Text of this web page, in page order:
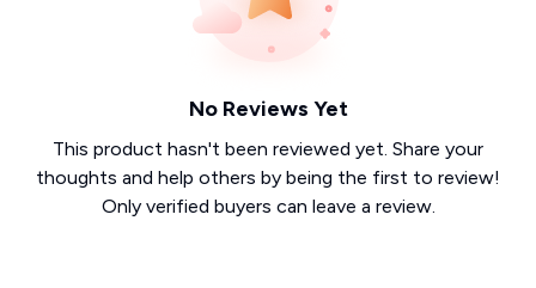
No Reviews Yet
This product hasn't been reviewed yet. Share your
thoughts and help others by being the first to review!
Only verified buyers can leave a review.